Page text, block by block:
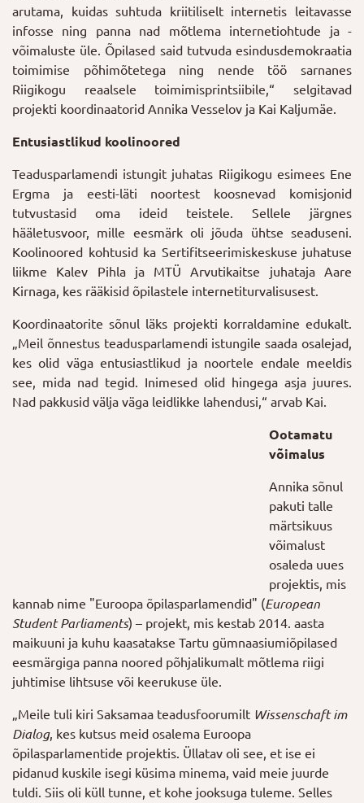
arutama, kuidas suhtuda kriitiliselt internetis leitavasse
infosse ning panna nad mõtlema internetiohtude ja -
võimaluste üle. Õpilased said tutvuda esindusdemokraatia
toimimise põhimõtetega ning nende töö sarnanes
Riigikogu reaalsele toimimisprintsiibile,“ selgitavad
projekti koordinaatorid Annika Vesselov ja Kai Kaljumäe.
Entusiastlikud koolinoored
Teadusparlamendi istungit juhatas Riigikogu esimees Ene
Ergma ja eesti-läti noortest koosnevad komisjonid
tutvustasid oma ideid teistele. Sellele järgnes
hääletusvoor, mille eesmärk oli jõuda ühtse seaduseni.
Koolinoored kohtusid ka Sertifitseerimiskeskuse juhatuse
liikme Kalev Pihla ja MTÜ Arvutikaitse juhataja Aare
Kirnaga, kes rääkisid õpilastele internetiturvalisusest.
Koordinaatorite sõnul läks projekti korraldamine edukalt.
„Meil õnnestus teadusparlamendi istungile saada osalejad,
kes olid väga entusiastlikud ja noortele endale meeldis
see, mida nad tegid. Inimesed olid hingega asja juures.
Nad pakkusid välja väga leidlikke lahendusi,“ arvab Kai.
Ootamatu
võimalus
Annika sõnul
pakuti talle
märtsikuus
võimalust
osaleda uues
projektis, mis
kannab nime "Euroopa õpilasparlamendid" (European
Student Parliaments) – projekt, mis kestab 2014. aasta
maikuuni ja kuhu kaasatakse Tartu gümnaasiumiõpilased
eesmärgiga panna noored põhjalikumalt mõtlema riigi
juhtimise lihtsuse või keerukuse üle.
„Meile tuli kiri Saksamaa teadusfoorumilt Wissenschaft im
Dialog, kes kutsus meid osalema Euroopa
õpilasparlamentide projektis. Üllatav oli see, et ise ei
pidanud kuskile isegi küsima minema, vaid meie juurde
tuldi. Siis oli küll tunne, et kohe jooksuga tuleme. Selles